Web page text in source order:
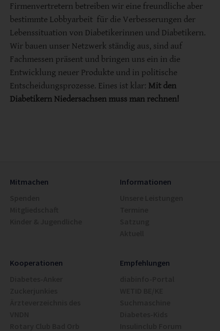
Firmenvertretern betreiben wir eine freundliche aber
bestimmte Lobbyarbeit für die Verbesserungen der
Lebenssituation von Diabetikerinnen und Diabetikern.
Wir bauen unser Netzwerk ständig aus, sind auf
Fachmessen präsent und bringen uns ein in die
Entwicklung neuer Produkte und in politische
Entscheidungsprozesse. Eines ist klar: Mit den
Diabetikern Niedersachsen muss man rechnen!
Mitmachen
Informationen
Kooperationen
Empfehlungen